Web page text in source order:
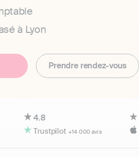
à Lyon
Prendre rendez-vous
4.8
Trustpilot +14 000 avis